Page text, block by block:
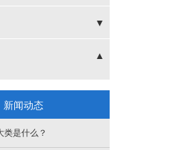
帘
新闻动态
类是什么？